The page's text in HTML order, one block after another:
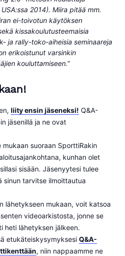
2014). Miira pitää mm.
ei-toivotun käytöksen
kissakoulutusteemaisia
ja rally-toko-aiheisia seminaareja
erikoistunut varsinkin
kouluttamiseen.”
liity ensin jäseneksi! Q&A-
jäsenillä ja ne ovat
mukaan suoraan SporttiRakin
kunhan olet
sisään. Jäsenyytesi tulee
sinun tarvitse ilmoittautua
lähetykseen mukaan, voit katsoa
videoarkistosta, jonne se
heti lähetyksen jälkeen.
etukäteiskysymyksesi Q&A-
, niin nappaamme ne